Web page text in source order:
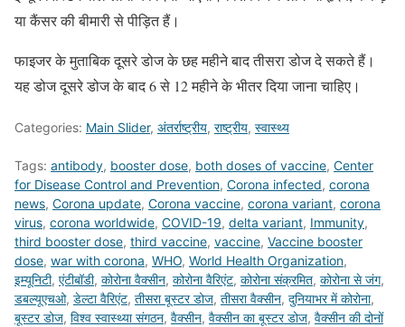
या कैंसर की बीमारी से पीड़ित हैं।
फाइजर के मुताबिक दूसरे डोज के छह महीने बाद तीसरा डोज दे सकते हैं।
यह डोज दूसरे डोज के बाद 6 से 12 महीने के भीतर दिया जाना चाहिए।
Categories: Main Slider, अंतर्राष्ट्रीय, राष्ट्रीय, स्वास्थ्य
Tags: antibody, booster dose, both doses of vaccine, Center
for Disease Control and Prevention, Corona infected, corona
news, Corona update, Corona vaccine, corona variant, corona
virus, corona worldwide, COVID-19, delta variant, Immunity,
third booster dose, third vaccine, vaccine, Vaccine booster
dose, war with corona, WHO, World Health Organization,
इम्यूनिटी, एंटीबॉडी, कोरोना वैक्सीन, कोरोना वैरिएंट, कोरोना संक्रमित, कोरोना से जंग,
डबल्यूएचओ, डेल्टा वैरिएंट, तीसरा बूस्टर डोज, तीसरा वैक्सीन, दुनियाभर में कोरोना,
बूस्टर डोज, विश्व स्वास्थ्या संगठन, वैक्सीन, वैक्सीन का बूस्टर डोज, वैक्सीन की दोनों